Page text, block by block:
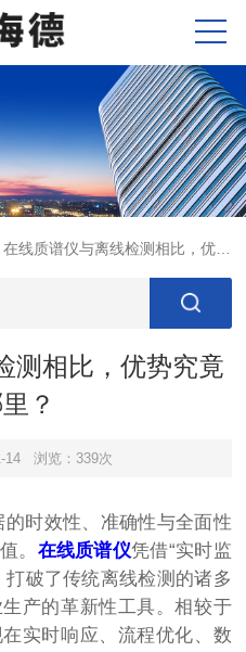
线质谱仪与离线检测相比，优势究竟在哪里？
测相比，优势究竟
？
14 浏览：339次
效性、准确性与全面性
。 在线质谱仪凭借“实时监
破了传统离线检测的诸多
产的革新性工具。相较于
实时响应、流程优化、数